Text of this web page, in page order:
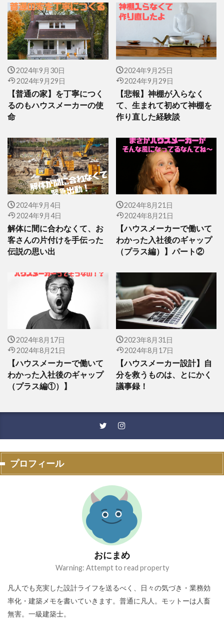
2024年9月30日
2024年9月29日
【普通の家】を丁寧につく
るのもハウスメーカーの使
命
2024年9月25日
2024年9月29日
【悲報】神棚が入らなく
て、生まれて初めて神棚を
作り直した経験談
2024年9月4日
2024年9月4日
解体に間に合わなくて、お
客さんの片付けを手伝った
伝説の思い出
2024年8月21日
2024年8月21日
【ハウスメーカーで働いて
わかった入社後のギャップ
（プラス編）】パート②
2024年8月17日
2024年8月21日
【ハウスメーカーで働いて
わかった入社後のギャップ
（プラス編①）】
2023年8月31日
2024年8月17日
【ハウスメーカー設計】自
分を救うものは、とにかく
議事録！
プロフィール
おにまめ
Warning: Attempt to read property
凡人でも充実した設計ライフを送るべく、日々の気づき・業務効
率化・建築メモを書いていきます。普通に凡人。モットーは人畜
無害。一級建築士。